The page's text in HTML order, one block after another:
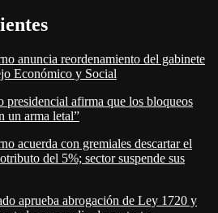
anuncia reordenamiento del gabinete
Económico y Social
presidencial afirma que los bloqueos
un arma letal”
acuerda con gremiales descartar el
del 5%; sector suspende sus
aprueba abrogación de Ley 1720 y